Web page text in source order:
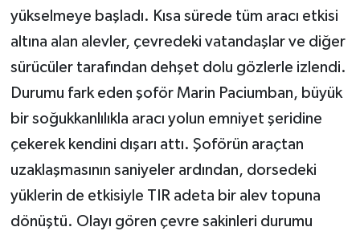
yükselmeye başladı. Kısa sürede tüm aracı etkisi
altına alan alevler, çevredeki vatandaşlar ve diğer
sürücüler tarafından dehşet dolu gözlerle izlendi.
Durumu fark eden şoför Marin Paciumban, büyük
bir soğukkanlılıkla aracı yolun emniyet şeridine
çekerek kendini dışarı attı. Şoförün araçtan
uzaklaşmasının saniyeler ardından, dorsedeki
yüklerin de etkisiyle TIR adeta bir alev topuna
dönüştü. Olayı gören çevre sakinleri durumu